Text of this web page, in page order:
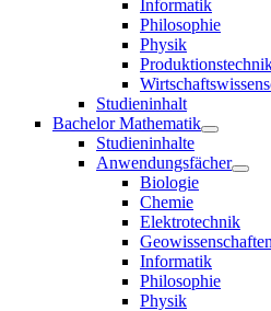
Informatik
Philosophie
Physik
Studieninhalt
Bachelor Mathematik
Studieninhalte
Anwendungsfächer
Biologie
Chemie
Elektrotechnik
Informatik
Philosophie
Physik